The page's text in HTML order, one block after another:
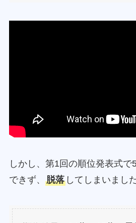
しかし、第1回の順位発表式
できず、 脱落してしまいました